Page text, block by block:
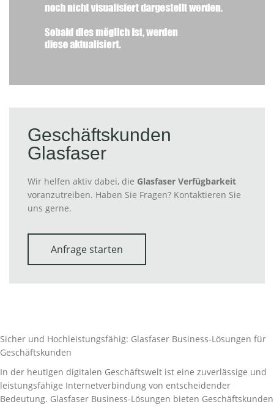
Geschäftskunden
Glasfaser
Wir helfen aktiv dabei, die Glasfaser Verfügbarkeit
voranzutreiben. Haben Sie Fragen? Kontaktieren Sie
uns gerne.
Anfrage starten
Sicher und Hochleistungsfähig: Glasfaser Business-Lösungen für
Geschäftskunden
In der heutigen digitalen Geschäftswelt ist eine zuverlässige und
leistungsfähige Internetverbindung von entscheidender
Bedeutung. Glasfaser Business-Lösungen bieten Geschäftskunden